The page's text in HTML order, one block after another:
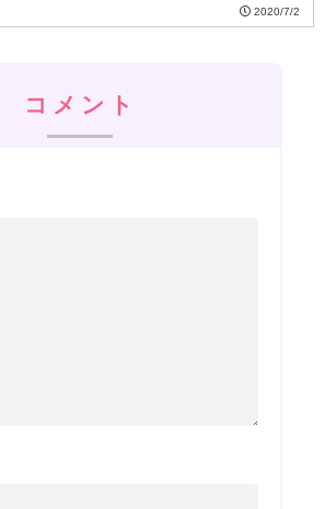
2020/7/2
コメント